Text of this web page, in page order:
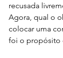
recusada
Agora, qual o
colocar uma
foi o propósito